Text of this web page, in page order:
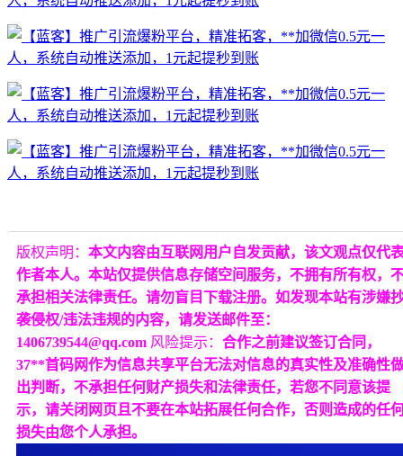
版权声明： 本文内容由互联网用户自发贡献，该文观点仅代
作者本人。本站仅提供信息存储空间服务，不拥有所有权，
承担相关法律责任。请勿盲目下载注册。如发现本站有涉嫌
袭侵权/违法违规的内容，请发送邮件至：
1406739544@qq.com 风险提示： 合作之前建议签订合同，
37**首码网作为信息共享平台无法对信息的真实性及准确性
出判断，不承担任何财产损失和法律责任，若您不同意该提
示，请关闭网页且不要在本站拓展任何合作，否则造成的任
损失由您个人承担。